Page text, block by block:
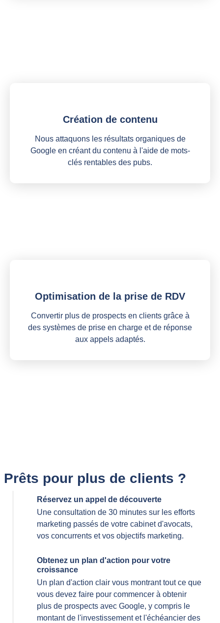
Création de contenu
Nous attaquons les résultats organiques de
Google en créant du contenu à l'aide de mots-
clés rentables des pubs.
Optimisation de la prise de RDV
Convertir plus de prospects en clients grâce à
des systèmes de prise en charge et de réponse
aux appels adaptés.
Prêts pour plus de clients ?
Réservez un appel de découverte
Une consultation de 30 minutes sur les efforts
marketing passés de votre cabinet d'avocats,
vos concurrents et vos objectifs marketing.
Obtenez un plan d'action pour votre
croissance
Un plan d'action clair vous montrant tout ce que
vous devez faire pour commencer à obtenir
plus de prospects avec Google, y compris le
montant de l'investissement et l'échéancier des